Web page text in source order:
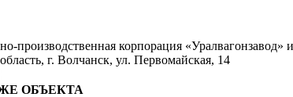
производственная корпорация
г. Волчанск, ул. Первомайская, 14
ОБЪЕКТА